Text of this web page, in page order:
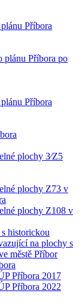
Příbora
plánu Příbora po
Příbora
plochy 3⁄Z5
plochy Z73 v
plochy Z108 v
historickou
na plochy s
městě Příbor
Příbora 2017
Příbora 2022